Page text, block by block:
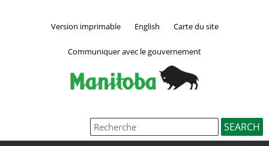
Version imprimable English Carte du site
Communiquer avec le gouvernement